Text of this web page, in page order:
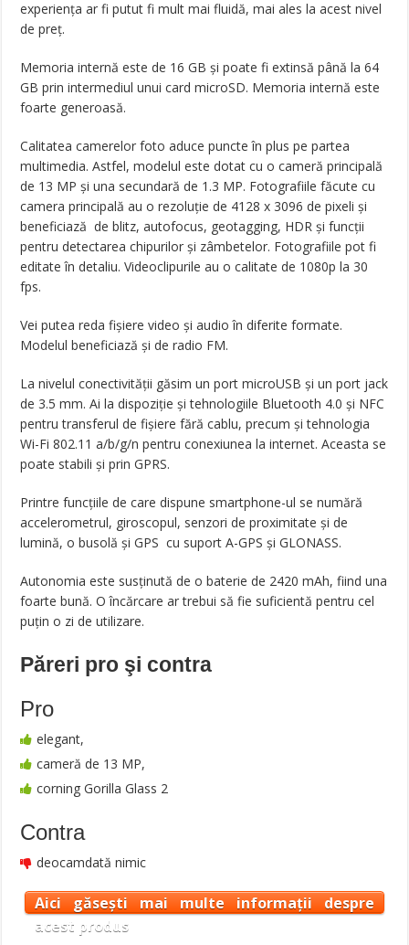
experiența ar fi putut fi mult mai fluidă, mai ales la acest nivel
de preț.
Memoria internă este de 16 GB și poate fi extinsă până la 64
GB prin intermediul unui card microSD. Memoria internă este
foarte generoasă.
Calitatea camerelor foto aduce puncte în plus pe partea
multimedia. Astfel, modelul este dotat cu o cameră principală
de 13 MP și una secundară de 1.3 MP. Fotografiile făcute cu
camera principală au o rezoluție de 4128 x 3096 de pixeli și
beneficiază de blitz, autofocus, geotagging, HDR și funcții
pentru detectarea chipurilor și zâmbetelor. Fotografiile pot fi
editate în detaliu. Videoclipurile au o calitate de 1080p la 30
fps.
Vei putea reda fișiere video și audio în diferite formate.
Modelul beneficiază și de radio FM.
La nivelul conectivității găsim un port microUSB și un port jack
de 3.5 mm. Ai la dispoziție și tehnologiile Bluetooth 4.0 și NFC
pentru transferul de fișiere fără cablu, precum și tehnologia
Wi-Fi 802.11 a/b/g/n pentru conexiunea la internet. Aceasta se
poate stabili și prin GPRS.
Printre funcțiile de care dispune smartphone-ul se numără
accelerometrul, giroscopul, senzori de proximitate și de
lumină, o busolă și GPS cu suport A-GPS și GLONASS.
Autonomia este susținută de o baterie de 2420 mAh, fiind una
foarte bună. O încărcare ar trebui să fie suficientă pentru cel
puțin o zi de utilizare.
Păreri pro şi contra
Pro
elegant,
cameră de 13 MP,
corning Gorilla Glass 2
Contra
deocamdată nimic
Aici găsești mai multe informații despre
acest produs